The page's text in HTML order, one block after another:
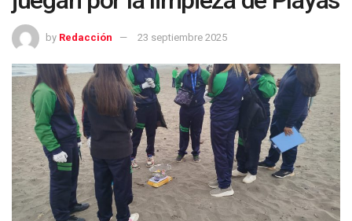
by Redacción 23 septiembre 2025